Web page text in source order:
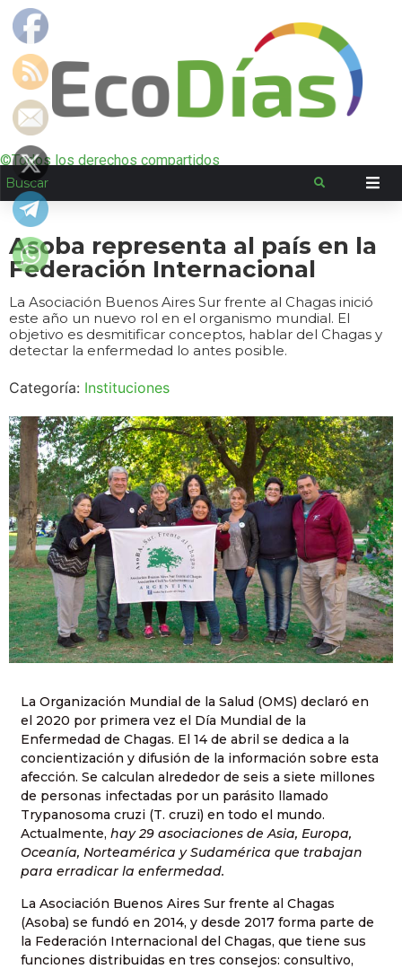
©Todos los derechos compartidos
Asoba representa al país en la
Federación Internacional
La Asociación Buenos Aires Sur frente al Chagas inició
este año un nuevo rol en el organismo mundial. El
objetivo es desmitificar conceptos, hablar del Chagas y
detectar la enfermedad lo antes posible.
Categoría: Instituciones
La Organización Mundial de la Salud (OMS) declaró en
el 2020 por primera vez el Día Mundial de la
Enfermedad de Chagas. El 14 de abril se dedica a la
concientización y difusión de la información sobre esta
afección. Se calculan alrededor de seis a siete millones
de personas infectadas por un parásito llamado
Trypanosoma cruzi (T. cruzi) en todo el mundo.
Actualmente, hay 29 asociaciones de Asia, Europa,
Oceanía, Norteamérica y Sudamérica que trabajan
para erradicar la enfermedad.
La Asociación Buenos Aires Sur frente al Chagas
(Asoba) se fundó en 2014, y desde 2017 forma parte de
la Federación Internacional del Chagas, que tiene sus
funciones distribuidas en tres consejos: consultivo,